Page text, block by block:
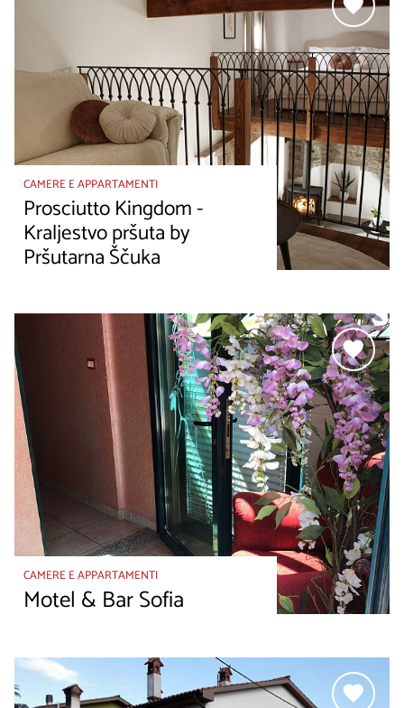
CAMERE E APPARTAMENTI
Prosciutto Kingdom -
Kraljestvo pršuta by
Pršutarna Ščuka
CAMERE E APPARTAMENTI
Motel & Bar Sofia